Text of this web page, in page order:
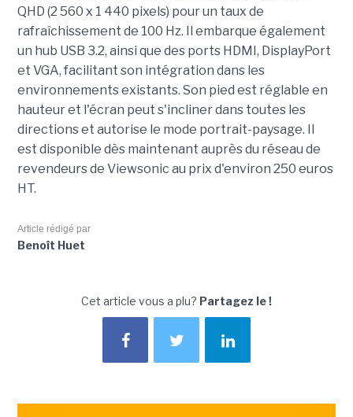
QHD (2 560 x 1 440 pixels) pour un taux de
rafraîchissement de 100 Hz. Il embarque également
un hub USB 3.2, ainsi que des ports HDMI, DisplayPort
et VGA, facilitant son intégration dans les
environnements existants. Son pied est réglable en
hauteur et l'écran peut s'incliner dans toutes les
directions et autorise le mode portrait-paysage. Il
est disponible dès maintenant auprès du réseau de
revendeurs de Viewsonic au prix d'environ 250 euros
HT.
Article rédigé par
Benoît Huet
Cet article vous a plu? Partagez le !